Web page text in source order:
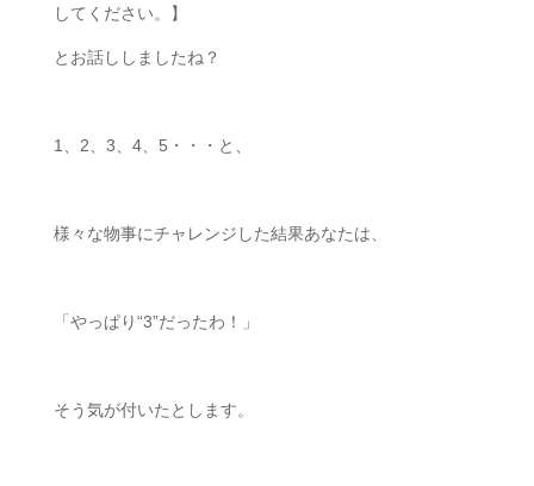
してください。】
とお話ししましたね？
1 2 3 4、 5 ・・・と、
様々な物事にチャレンジした結果あなたは、
「やっぱり“3”だったわ！」
そう気が付いたとします。